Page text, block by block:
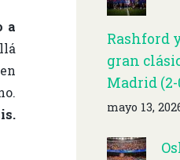
a
Rashford
gran
Madrid (2-
mayo 13,